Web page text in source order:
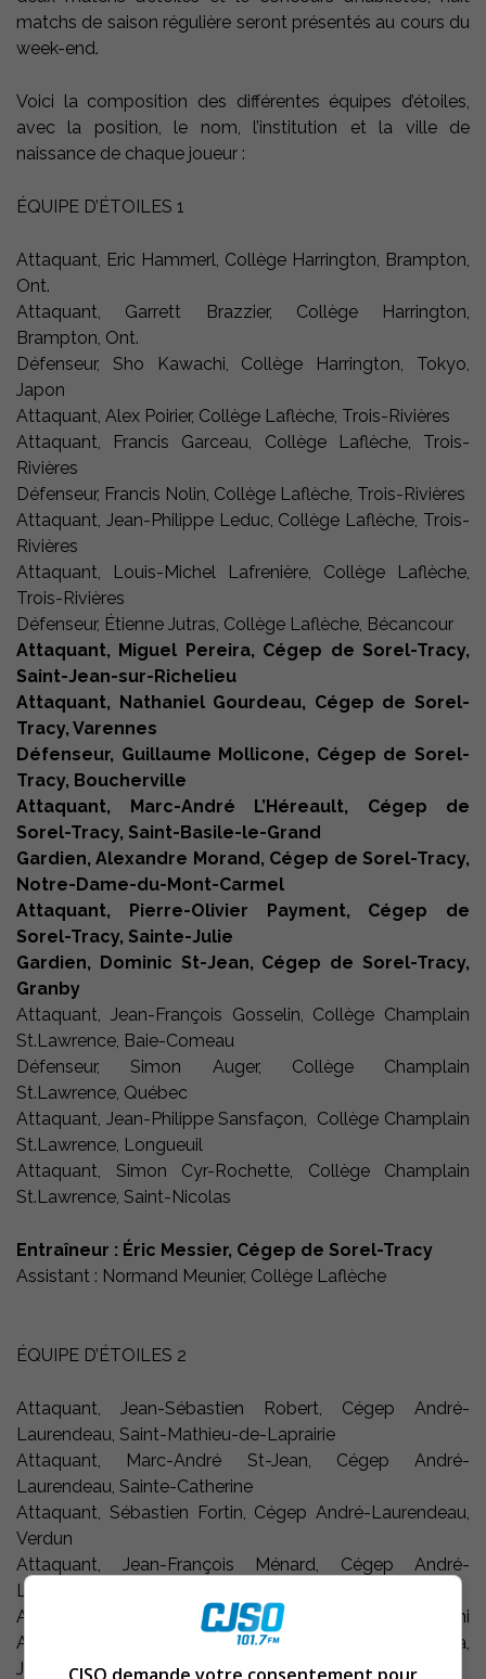
matchs de saison régulière seront présentés au cours du
week-end.
Voici la composition des différentes équipes d’étoiles,
avec la position, le nom, l’institution et la ville de
naissance de chaque joueur :
ÉQUIPE D’ÉTOILES 1
Attaquant, Eric Hammerl, Collège Harrington, Brampton,
Ont.
Attaquant, Garrett Brazzier, Collège Harrington,
Brampton, Ont.
Défenseur, Sho Kawachi, Collège Harrington, Tokyo,
Japon
Attaquant, Alex Poirier, Collège Laflèche, Trois-Rivières
Attaquant, Francis Garceau, Collège Laflèche, Trois-
Rivières
Défenseur, Francis Nolin, Collège Laflèche, Trois-Rivières
Attaquant, Jean-Philippe Leduc, Collège Laflèche, Trois-
Rivières
Attaquant, Louis-Michel Lafrenière, Collège Laflèche,
Trois-Rivières
Défenseur, Étienne Jutras, Collège Laflèche, Bécancour
Attaquant, Miguel Pereira, Cégep de Sorel-Tracy,
Saint-Jean-sur-Richelieu
Attaquant, Nathaniel Gourdeau, Cégep de Sorel-
Tracy, Varennes
Défenseur, Guillaume Mollicone, Cégep de Sorel-
Tracy, Boucherville
Attaquant, Marc-André L’Héreault, Cégep de
Sorel-Tracy, Saint-Basile-le-Grand
Gardien, Alexandre Morand, Cégep de Sorel-Tracy,
Notre-Dame-du-Mont-Carmel
Attaquant, Pierre-Olivier Payment, Cégep de
Sorel-Tracy, Sainte-Julie
Gardien, Dominic St-Jean, Cégep de Sorel-Tracy,
Granby
Attaquant, Jean-François Gosselin, Collège Champlain
St.Lawrence, Baie-Comeau
Défenseur, Simon Auger, Collège Champlain
St.Lawrence, Québec
Attaquant, Jean-Philippe Sansfaçon, Collège Champlain
St.Lawrence, Longueuil
Attaquant, Simon Cyr-Rochette, Collège Champlain
St.Lawrence, Saint-Nicolas
Entraîneur : Éric Messier, Cégep de Sorel-Tracy
Assistant : Normand Meunier, Collège Laflèche
ÉQUIPE D’ÉTOILES 2
Attaquant, Jean-Sébastien Robert, Cégep André-
Laurendeau, Saint-Mathieu-de-Laprairie
Attaquant, Marc-André St-Jean, Cégep André-
Laurendeau, Sainte-Catherine
Attaquant, Sébastien Fortin, Cégep André-Laurendeau,
Verdun
Attaquant, Jean-François Ménard, Cégep André-
Laurendeau, Longueuil
Attaquant, Mathieu Tremblay, Collège d’Alma, Chicoutimi
Attaquant, Jérémy Vigneault-Bélanger, Collège d’Alma,
JonquièreCJSO demande votre consentement pour